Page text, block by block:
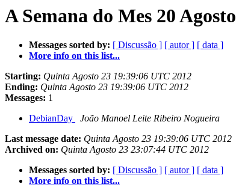
A Semana do Mes 20
Messages sorted by: [ Discussão ] [ autor ] [ data ]
More info on this list...
Starting: Quinta Agosto 23 19:39:06 UTC 2012
Ending: Quinta Agosto 23 19:39:06 UTC 2012
Messages: 1
DebianDay
João Manoel Leite Ribeiro Nogueira
Last message date: Quinta Agosto 23 19:39:06 UTC 2012
Archived on: Quinta Agosto 23 23:07:44 UTC 2012
Messages sorted by: [ Discussão ] [ autor ] [ data ]
More info on this list...